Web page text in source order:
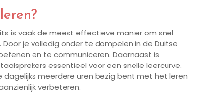
is vaak de meest effectieve manier om snel
je volledig onder te dompelen in de Duitse
en te communiceren. Daarnaast is
essentieel voor een snelle leercurve.
dagelijks meerdere uren bezig bent met het leren
verbeteren.